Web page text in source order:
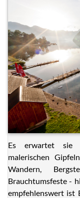
Es erwartet sie
malerischen
Wandern,
Brauchtumsfeste -
empfehlenswert ist